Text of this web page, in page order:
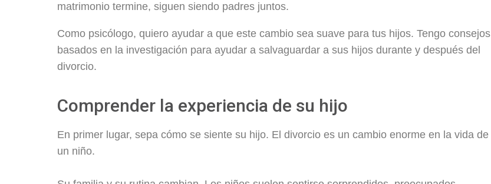
matrimonio termine, siguen siendo padres juntos.
Como psicólogo, quiero ayudar a que este cambio sea suave para tus hijos. Tengo consejos
basados en la investigación para ayudar a salvaguardar a sus hijos durante y después del
divorcio.
Comprender la experiencia de su hijo
En primer lugar, sepa cómo se siente su hijo. El divorcio es un cambio enorme en la vida de
un niño.